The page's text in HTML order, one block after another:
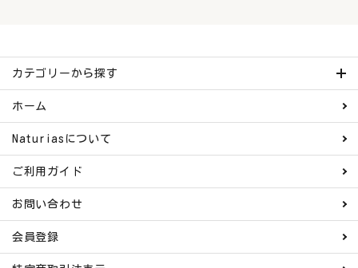
カテゴリーから探す
ホーム
Naturiasについて
ご利用ガイド
お問い合わせ
会員登録